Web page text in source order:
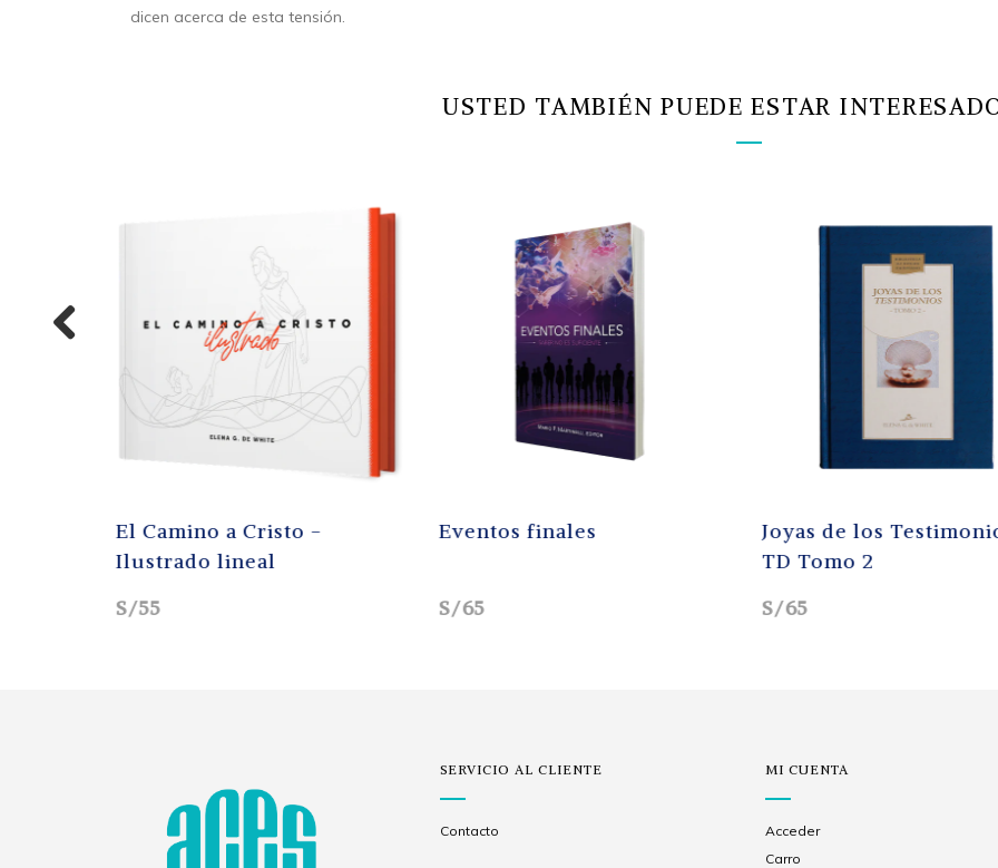
dicen acerca de esta tensión.
USTED TAMBIÉN PUEDE ESTAR
Los Diez Mandamientos -
2ED
S/37
Los primeros 7 años - 2ED
S/88
El mensaje de los tres
ángeles - TD
S/41
SERVICIO AL CLIENTE
Contacto
MI CUENTA
Acceder
Carro